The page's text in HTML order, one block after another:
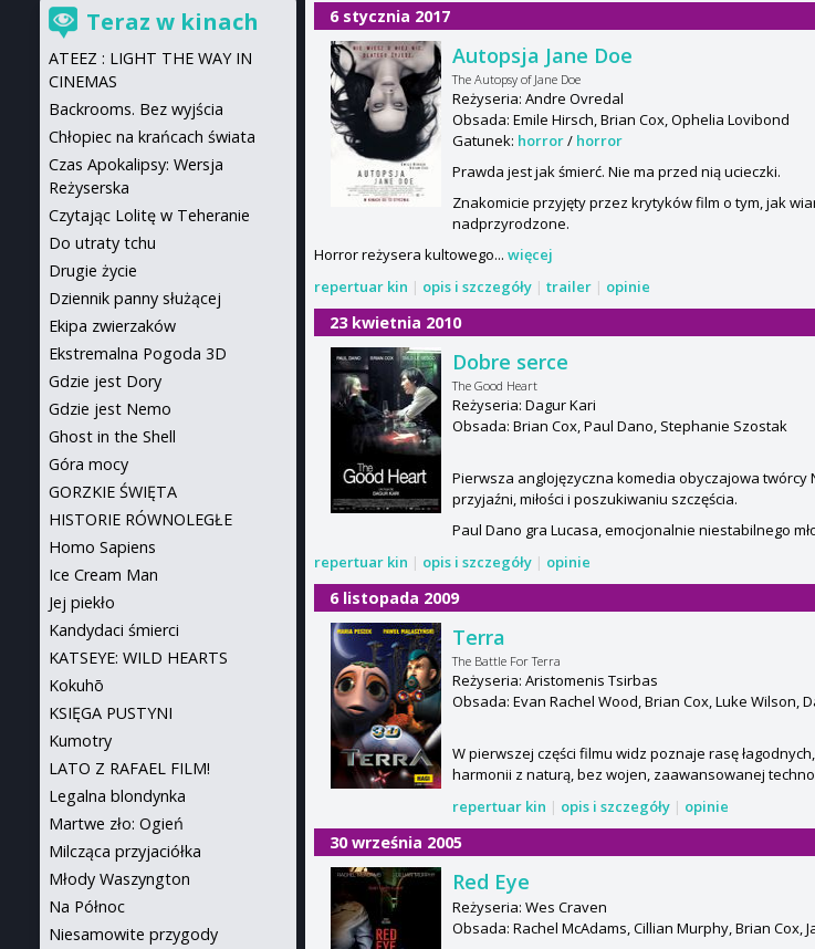
6 stycznia 2017
Autopsja Jane Doe
The Autopsy of Jane Doe
Reżyseria: Andre Ovredal
Obsada: Emile Hirsch, Brian Cox, Ophelia Lovibond
Gatunek: horror/ horror
Prawda jest jak śmierć. Nie ma przed nią ucieczki.
Znakomicie przyjęty przez krytyków film o tym, jak
nadprzyrodzone.
Horror reżysera kultowego... więcej
repertuar kin | opis i szczegóły | trailer | opinie
23 kwietnia 2010
Dobre serce
The Good Heart
Reżyseria: Dagur Kari
Obsada: Brian Cox, Paul Dano, Stephanie Szostak
Pierwsza anglojęzyczna komedia obyczajowa twórcy
przyjaźni, miłości i poszukiwaniu szczęścia.
Paul Dano gra Lucasa, emocjonalnie niestabilnego
repertuar kin | opis i szczegóły | opinie
6 listopada 2009
Terra
The Battle For Terra
Reżyseria: Aristomenis Tsirbas
Obsada: Evan Rachel Wood, Brian Cox, Luke Wilson,
W pierwszej części filmu widz poznaje rasę
harmonii z naturą, bez wojen, zaawansowanej
repertuar kin | opis i szczegóły | opinie
30 września 2005
Red Eye
Reżyseria: Wes Craven
Obsada: Rachel McAdams, Cillian Murphy, Brian Cox,
Teraz w kinach
ATEEZ : LIGHT THE WAY IN
CINEMAS
Backrooms. Bez wyjścia
Chłopiec na krańcach świata
Czas Apokalipsy: Wersja
Reżyserska
Czytając Lolitę w Teheranie
Do utraty tchu
Drugie życie
Dziennik panny służącej
Ekipa zwierzaków
Ekstremalna Pogoda 3D
Gdzie jest Dory
Gdzie jest Nemo
Ghost in the Shell
Góra mocy
GORZKIE ŚWIĘTA
HISTORIE RÓWNOLEGŁE
Homo Sapiens
Ice Cream Man
Jej piekło
Kandydaci śmierci
KATSEYE: WILD HEARTS
Kokuhō
KSIĘGA PUSTYNI
Kumotry
LATO Z RAFAEL FILM!
Legalna blondynka
Martwe zło: Ogień
Milcząca przyjaciółka
Młody Waszyngton
Na Północ
Niesamowite przygody